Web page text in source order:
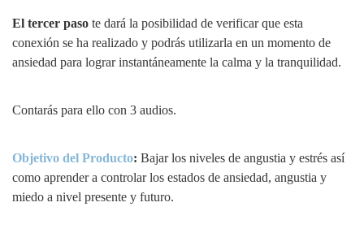
El tercer paso te dará la posibilidad de verificar que esta
conexión se ha realizado y podrás utilizarla en un momento de
ansiedad para lograr instantáneamente la calma y la tranquilidad.
Contarás para ello con 3 audios.
Objetivo del Producto: Bajar los niveles de angustia y estrés así
como aprender a controlar los estados de ansiedad, angustia y
miedo a nivel presente y futuro.